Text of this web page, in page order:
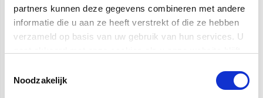
partners kunnen deze gegevens combineren met andere
informatie die u aan ze heeft verstrekt of die ze hebben
verzameld op basis van uw gebruik van hun services. U
Noodzakelijk
Tokai UES78 Hollowbody |
Tokai UES78 Hollowbody |